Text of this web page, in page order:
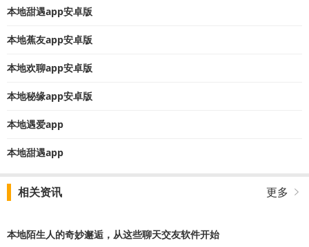
本地甜遇app安卓版
本地蕉友app安卓版
本地欢聊app安卓版
本地秘缘app安卓版
本地遇爱app
本地甜遇app
相关资讯 更多
本地陌生人的奇妙邂逅，从这些聊天交友软件开始